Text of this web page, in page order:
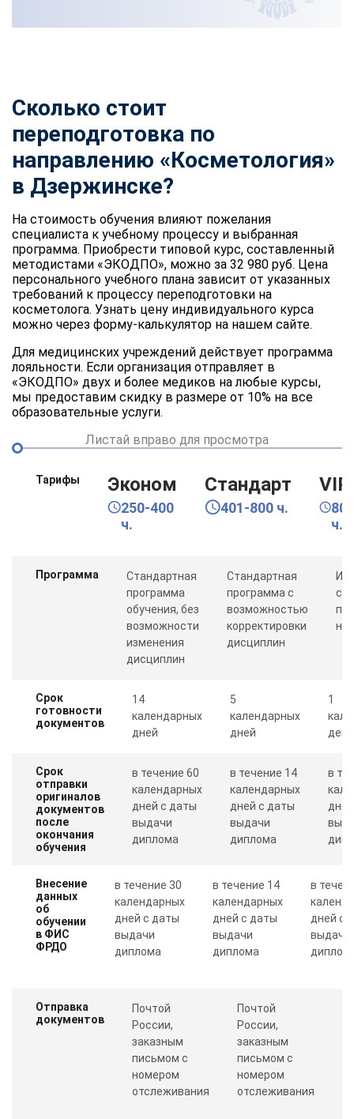
Сколько стоит
переподготовка по
направлению «Косметология»
в Дзержинске?
На стоимость обучения влияют пожелания
специалиста к учебному процессу и выбранная
программа. Приобрести типовой курс, составленный
методистами «ЭКОДПО», можно за 32 980 руб. Цена
персонального учебного плана зависит от указанных
требований к процессу переподготовки на
косметолога. Узнать цену индивидуального курса
можно через форму-калькулятор на нашем сайте.
Для медицинских учреждений действует программа
лояльности. Если организация отправляет в
«ЭКОДПО» двух и более медиков на любые курсы,
мы предоставим скидку в размере от 10% на все
образовательные услуги.
Листай вправо для просмотра
Тарифы Эконом
250-400
ч.
Стандарт
401-800 ч.
VIP
ч.
Программа
Стандартная
программа
обучения, без
возможности
изменения
дисциплин
Стандартная
программа с
возможностью
корректировки
дисциплин
Срок
готовности
документов
14
календарных
дней
5
календарных
дней
1
день
Срок
отправки
оригиналов
документов
после
окончания
обучения
в течение 60
календарных
дней с даты
выдачи
диплома
в течение 14
календарных
дней с даты
выдачи
диплома
в
дня
Внесение
данных
об
обучении
в ФИС
ФРДО
в течение 30
календарных
дней с даты
выдачи
диплома
в течение 14
календарных
дней с даты
выдачи
диплома
в
дней с
выдачи
Отправка
документов
Почтой
России,
заказным
письмом с
номером
отслеживания
Почтой
России,
заказным
письмом с
номером
отслеживания